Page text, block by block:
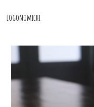
logonomichi